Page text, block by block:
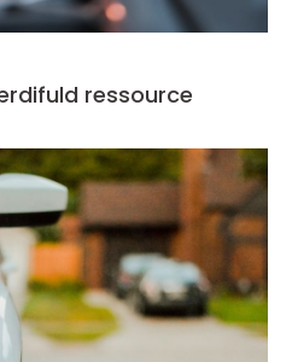
værdifuld ressource